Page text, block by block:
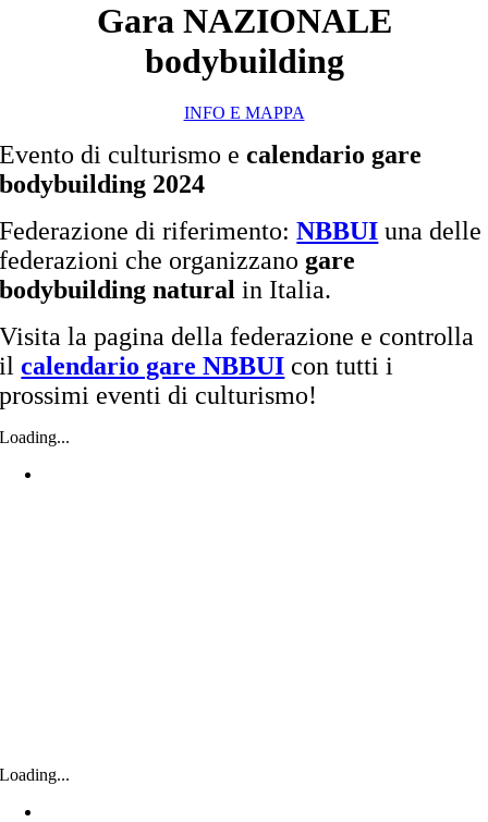
Gara NAZIONALE
bodybuilding
INFO E MAPPA
Evento di culturismo ecalendario gare
bodybuilding 2024
Federazione di riferimento:NBBUI una delle
federazioni che organizzano gare
bodybuilding naturalin Italia.
Visita la pagina della federazione e controlla
ilcalendario gare NBBUI con tutti i
prossimi eventi di culturismo!
Loading...
Loading...